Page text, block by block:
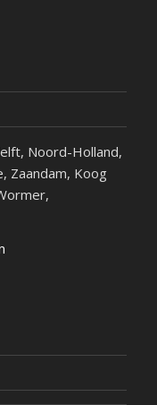
Noord-Holland,
Zaandam, Koog